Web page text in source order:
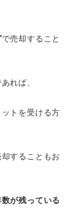
で売却すること
れば、
トを受ける方
することもお
が残っている